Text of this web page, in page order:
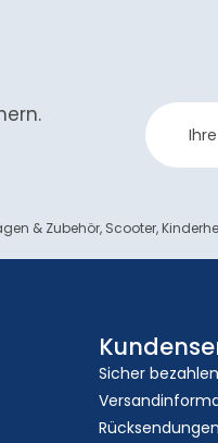
& Zubehör, Scooter,
Sicher bezahlen
Rücksendungen